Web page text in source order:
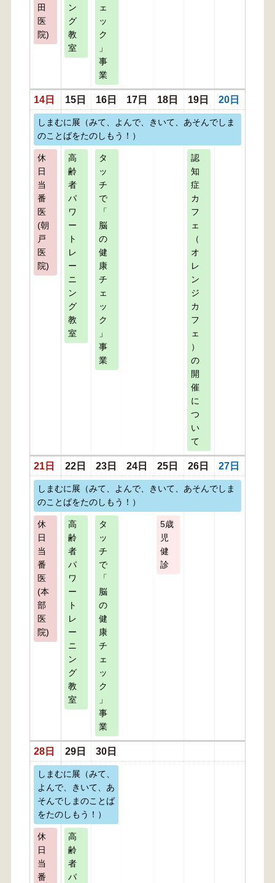
田
医
院)
ン
グ
教
室
ェ
ッ
ク
」
事
業
14日 15日 16日 17日 18日 19日 20日
しまむに展（みて、よんで、きいて、あそんでしま
のことばをたのしもう！）
休
日
当
番
医
(朝
戸
医
院)
高
齢
者
パ
ワ
ー
ト
レ
ー
ニ
ン
グ
教
室
タ
ッ
チ
で
「
脳
の
健
康
チ
ェ
ッ
ク
」
事
業
認
知
症
カ
フ
ェ
（
オ
レ
ン
ジ
カ
フ
ェ
）
の
開
催
に
つ
い
て
21日 22日 23日 24日 25日 26日 27日
しまむに展（みて、よんで、きいて、あそんでしま
のことばをたのしもう！）
休
日
当
番
医
(本
部
医
院)
高
齢
者
パ
ワ
ー
ト
レ
ー
ニ
ン
グ
教
室
タ
ッ
チ
で
「
脳
の
健
康
チ
ェ
ッ
ク
」
事
業
5歳
児
健
診
28日 29日 30日
しまむに展（みて、
よんで、きいて、あ
そんでしまのことば
をたのしもう！）
休
日
当
番
高
齢
者
パ